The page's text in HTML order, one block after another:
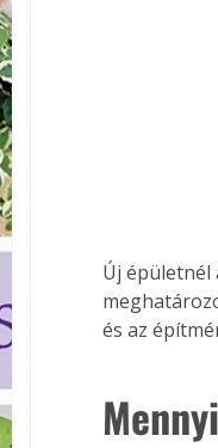
Új épületnél
és az